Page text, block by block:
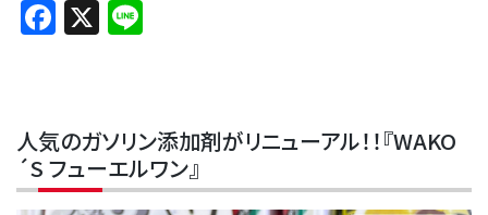
Facebook
X
人気のガソリン添加剤がリニューアル！！『WAKO
´S フューエルワン』